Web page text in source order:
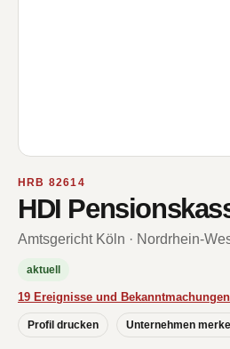
HRB 82614
HDI
Amtsgericht Köln · Nordrhein-
aktuell
19 Ereignisse und Bekanntmachungen
Profil drucken Unternehmen